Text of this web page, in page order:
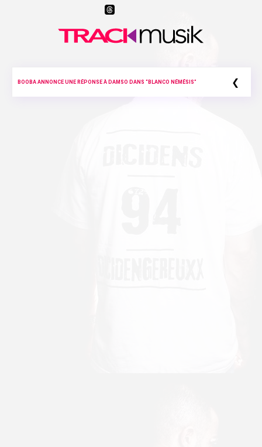
BOOBA ANNONCE UNE RÉPONSE À DAMSO DANS “BLANCO NÉMÉSIS” ❮